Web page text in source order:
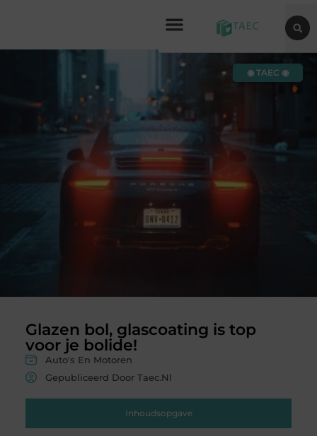
Glazen bol, glascoating is top
voor je bolide!
Auto's En Motoren
Gepubliceerd Door Taec.nl
Inhoudsopgave
◉ TAEC ◉